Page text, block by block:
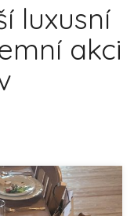
luxusní
akci